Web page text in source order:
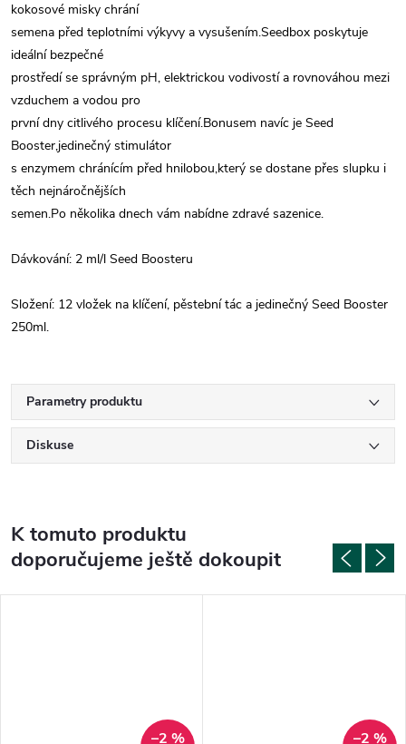
kokosové misky chrání
semena před teplotními výkyvy a vysušením.Seedbox poskytuje
ideální bezpečné
prostředí se správným pH, elektrickou vodivostí a rovnováhou mezi
vzduchem a vodou pro
první dny citlivého procesu klíčení.Bonusem navíc je Seed
Booster,jedinečný stimulátor
s enzymem chránícím před hnilobou,který se dostane přes slupku i
těch nejnáročnějších
semen.Po několika dnech vám nabídne zdravé sazenice.
Dávkování: 2 ml/l Seed Boosteru
Složení: 12 vložek na klíčení, pěstební tác a jedinečný Seed Booster
250ml.
Parametry produktu
Diskuse
K tomuto produktu
doporučujeme ještě dokoupit
–2 % –2 %